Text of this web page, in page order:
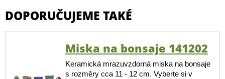
DOPORUČUJEME TAKÉ
Miska na bonsaje 141202
Keramická mrazuvzdorná miska na bonsaje
s rozměry cca 11 - 12 cm. Vyberte si v